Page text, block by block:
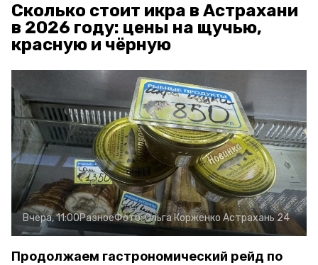
Сколько стоит икра в Астрахани
в 2026 году: цены на щучью,
красную и чёрную
Вчера, 11:00РазноеФото:Ольга Корженко Астрахань 24
Продолжаем гастрономический рейд по